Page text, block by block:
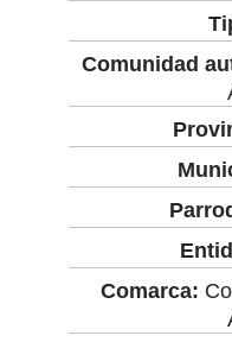
Comunidad
Comarca: